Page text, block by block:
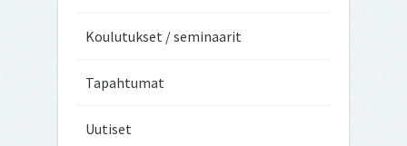
Koulutukset / seminaarit
Tapahtumat
Uutiset